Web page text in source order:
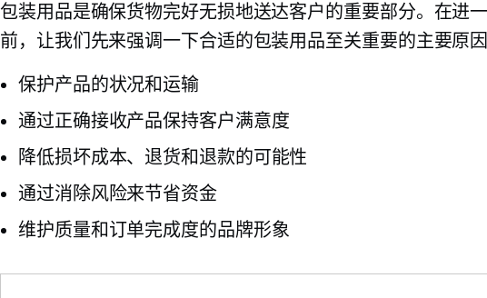
包装用品是确保货物完好无损地送达客户的重要部分。在进
前，让我们先来强调一下合适的包装用品至关重要的主要原
保护产品的状况和运输
通过正确接收产品保持客户满意度
降低损坏成本、退货和退款的可能性
通过消除风险来节省资金
维护质量和订单完成度的品牌形象